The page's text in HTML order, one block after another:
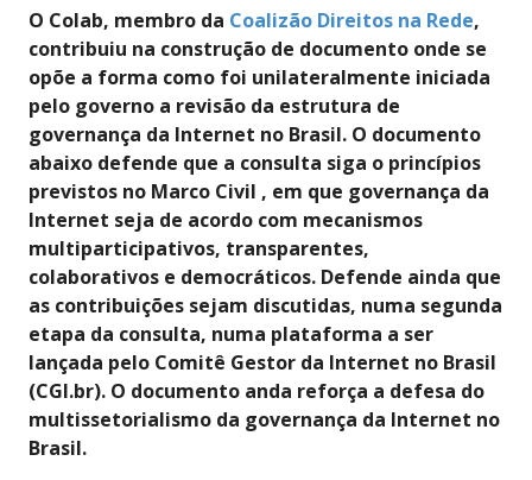
O Colab, membro da Coalizão Direitos na Rede,
contribuiu na construção de documento onde se
opõe a forma como foi unilateralmente iniciada
pelo governo a revisão da estrutura de
governança da Internet no Brasil. O documento
abaixo defende que a consulta siga o princípios
previstos no Marco Civil , em que governança da
Internet seja de acordo com mecanismos
multiparticipativos, transparentes,
colaborativos e democráticos. Defende ainda que
as contribuições sejam discutidas, numa segunda
etapa da consulta, numa plataforma a ser
lançada pelo Comitê Gestor da Internet no Brasil
(CGI.br). O documento anda reforça a defesa do
multissetorialismo da governança da Internet no
Brasil.